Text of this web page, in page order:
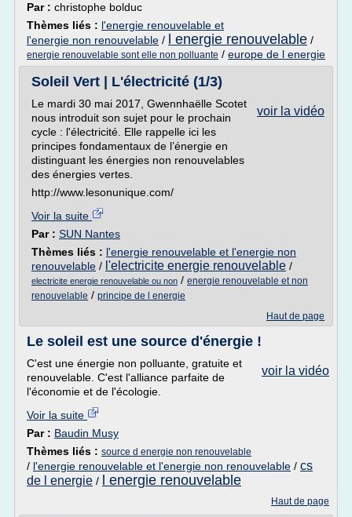
Par : christophe bolduc
Thèmes liés : l'energie renouvelable et
l'energie non renouvelable / l energie renouvelable /
energie renouvelable sont elle non polluante / europe de l energie
Soleil Vert | L'électricité (1/3)
voir la vidéo
Le mardi 30 mai 2017, Gwennhaëlle Scotet
nous introduit son sujet pour le prochain
cycle : l'électricité. Elle rappelle ici les
principes fondamentaux de l’énergie en
distinguant les énergies non renouvelables
des énergies vertes.
http://www.lesonunique.com/
Voir la suite
Par : SUN Nantes
Thèmes liés : l'energie renouvelable et l'energie non
renouvelable / l'electricite energie renouvelable /
electricite energie renouvelable ou non / energie renouvelable et non
renouvelable / principe de l energie
Haut de page
Le soleil est une source d'énergie !
voir la vidéo
C'est une énergie non polluante, gratuite et
renouvelable. C'est l'alliance parfaite de
l'économie et de l'écologie.
Voir la suite
Par : Baudin Musy
Thèmes liés : source d energie non renouvelable
/ l'energie renouvelable et l'energie non renouvelable / cs
de l energie / l energie renouvelable
Haut de page